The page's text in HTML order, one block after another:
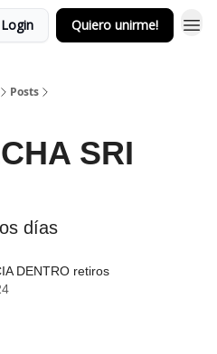
Login Quiero unirme!
Posts
SRI
días
DENTRO retiros